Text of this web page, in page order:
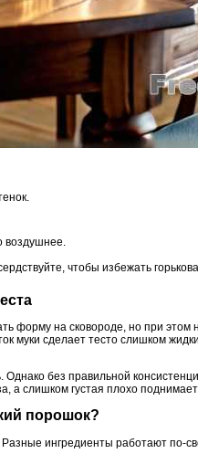
воздушнее.
чтобы избежать
форму на сковороде, но при
муки сделает тесто слишком
без правильной
а слишком густая плохо
порошок?
ингредиенты работают по-